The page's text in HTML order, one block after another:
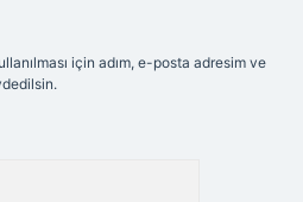
için adım, e-posta adresim ve